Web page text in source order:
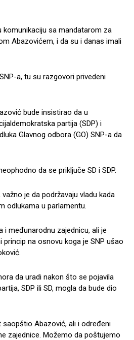
komunikaciju sa mandatarom za
Abazovićem, i da su i danas imali
a, tu su razgovori privedeni
bude insistirao da u
partija (SDP) i
Glavnog odbora (GO) SNP-a da
da se priključe SD i SDP.
je da podržavaju vladu kada
odlukama u parlamentu.
i međunarodnu zajednicu, ali je
na osnovu koga je SNP ušao
da uradi nakon što se pojavila
SDP ili SD, mogla da bude dio
saopštio Abazović, ali i određeni
zajednice. Možemo da poštujemo